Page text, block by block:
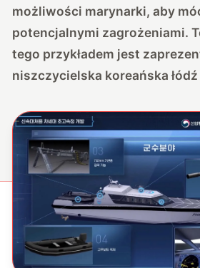
możliwości marynarki, aby
potencjalnymi zagrożeniami.
tego przykładem jest
niszczycielska koreańska